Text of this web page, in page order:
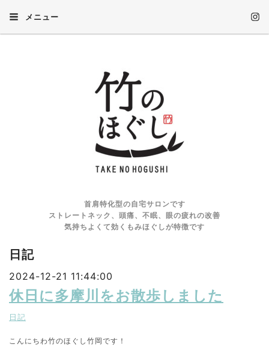
メニュー
首肩特化型の自宅サロンです
ストレートネック、頭痛、不眠、眼の疲れの改善
気持ちよくて効くもみほぐしが特徴です
日記
2024-12-21 11:44:00
休日に多摩川をお散歩しました
日記
こんにちわ竹のほぐし竹岡です！